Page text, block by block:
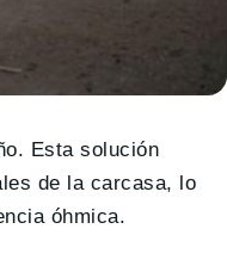
Esta solución
de la carcasa, lo
óhmica.